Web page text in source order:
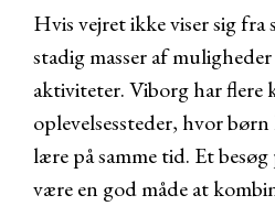
Hvis vejret ikke viser sig fra
stadig masser af
aktiviteter. Viborg har flere
oplevelsessteder, hvor
lære på samme tid. Et besøg
være en god måde at